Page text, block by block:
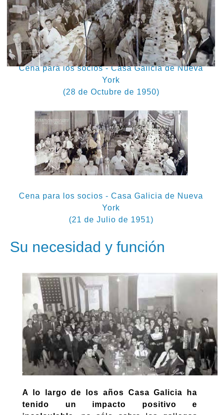
Cena para los socios - Casa Galicia de Nueva
York
(28 de Octubre de 1950)
Cena para los socios - Casa Galicia de Nueva
York
(21 de Julio de 1951)
Su necesidad y función
A lo largo de los años Casa Galicia ha
tenido un impacto positivo e